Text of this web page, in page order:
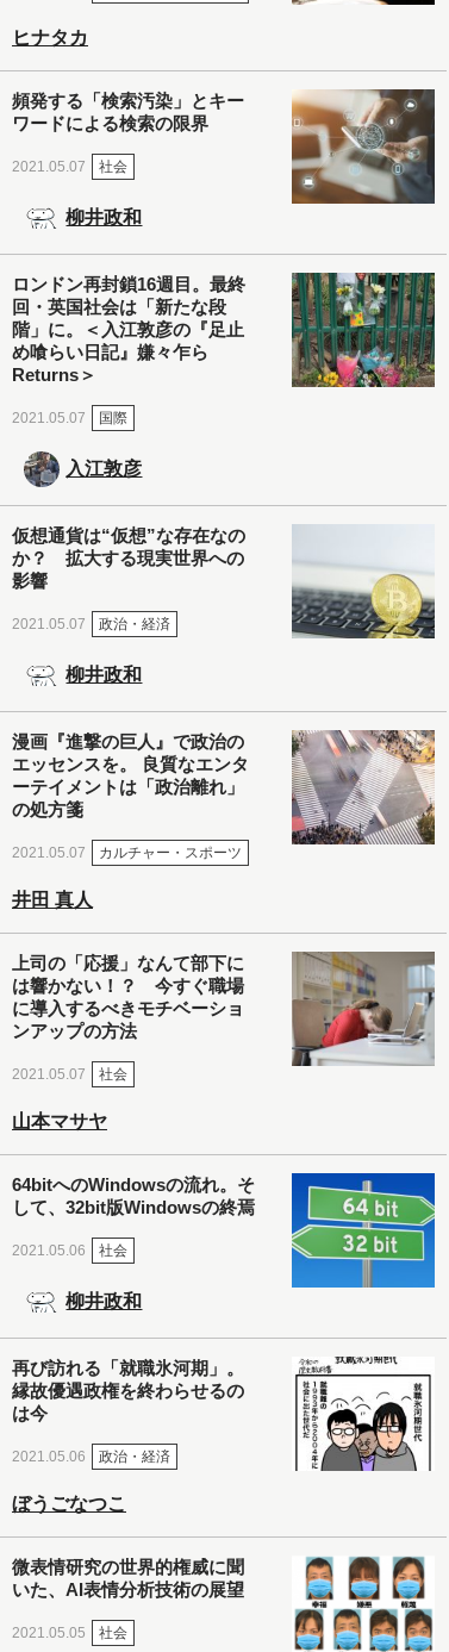
ヒナタカ
頻発する「検索汚染」とキー
ワードによる検索の限界
2021.05.07 社会
柳井政和
ロンドン再封鎖16週目。最終
回・英国社会は「新たな段
階」に。＜入江敦彦の『足止
め喰らい日記』嫌々乍ら
Returns＞
2021.05.07 国際
入江敦彦
仮想通貨は“仮想”な存在なの
か？ 拡大する現実世界への
影響
2021.05.07 政治・経済
柳井政和
漫画『進撃の巨人』で政治の
エッセンスを。 良質なエンタ
ーテイメントは「政治離れ」
の処方箋
2021.05.07 カルチャー・スポーツ
井田 真人
上司の「応援」なんて部下に
は響かない！？ 今すぐ職場
に導入するべきモチベーショ
ンアップの方法
2021.05.07 社会
山本マサヤ
64bitへのWindowsの流れ。そ
して、32bit版Windowsの終焉
2021.05.06 社会
柳井政和
再び訪れる「就職氷河期」。
縁故優遇政権を終わらせるの
は今
2021.05.06 政治・経済
ぼうごなつこ
微表情研究の世界的権威に聞
いた、AI表情分析技術の展望
2021.05.05 社会